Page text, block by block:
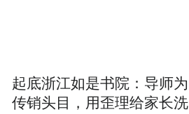
起底浙江如是书院：导师为
传销头目，用歪理给家长洗